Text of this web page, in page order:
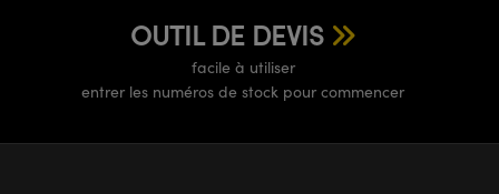
OUTIL DE DEVIS
facile à utiliser
entrer les numéros de stock pour commencer